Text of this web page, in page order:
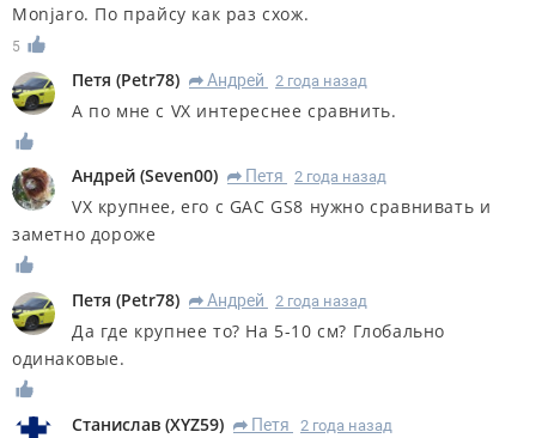
Monjaro. По прайсу как раз схож.
5
Петя (Petr78) R Андрей 2 года назад
А по мне с VX интереснее сравнить.
Андрей (Seven00) R Петя 2 года назад
VX крупнее, его с GAC GS8 нужно сравнивать и
заметно дороже
Петя (Petr78) R Андрей 2 года назад
Да где крупнее то? На 5-10 см? Глобально
одинаковые.
Станислав (XYZ59) R Петя 2 года назад